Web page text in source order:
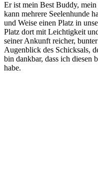
Er ist mein Best Buddy,
kann mehrere Seelenhunde
und Weise einen Platz in
Platz dort mit Leichtigkeit
seiner Ankunft reicher,
Augenblick des Schicksals,
bin dankbar, dass ich diesen
habe.